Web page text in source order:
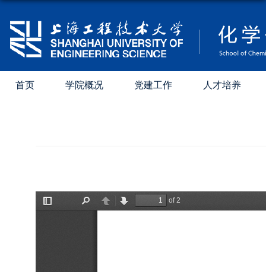
首页 学院概况 党建工作 人才培养